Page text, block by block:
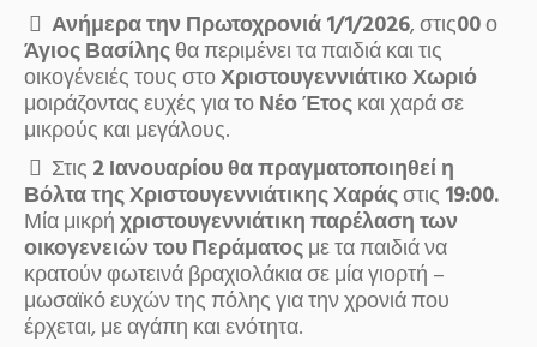
Ανήμερα την Πρωτοχρονιά 1/1/2026, στις00ο
Άγιος Βασίληςθα περιμένει τα παιδιά και τις
οικογένειές τους στοΧριστουγεννιάτικο Χωριό
μοιράζοντας ευχές για τοΝέο Έτοςκαι χαρά σε
μικρούς και μεγάλους.
Στις 2 Ιανουαρίου θα πραγματοποιηθεί η
Βόλτα της Χριστουγεννιάτικης Χαράςστις 19:00.
Μία μικρήχριστουγεννιάτικη παρέλαση των
οικογενειών του Περάματοςμε τα παιδιά να
κρατούν φωτεινά βραχιολάκια σε μία γιορτή –
μωσαϊκό ευχών της πόλης για την χρονιά που
έρχεται, με αγάπη και ενότητα.